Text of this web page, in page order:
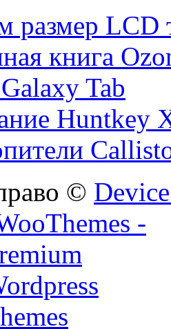
размер LCD
книга
Tab
Huntkey
©